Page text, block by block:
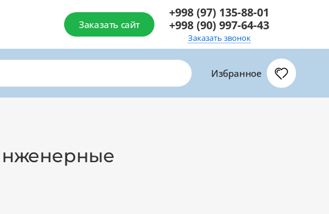
Заказать сайт
+998 (97) 135-88-01
+998 (90) 997-64-43
Заказать звонок
Избранное